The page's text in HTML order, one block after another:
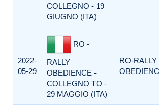
COLLEGNO - 19
GIUGNO (ITA)
2022-
05-29
RO -
RALLY
OBEDIENCE -
COLLEGNO TO -
29 MAGGIO (ITA)
RO-RALLY